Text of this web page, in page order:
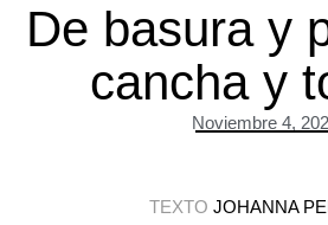
De basura y
cancha y
Noviembre 4,
TEXTO JOHANNA